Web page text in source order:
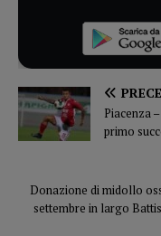
Piacenza
primo
Donazione di midollo
settembre in largo